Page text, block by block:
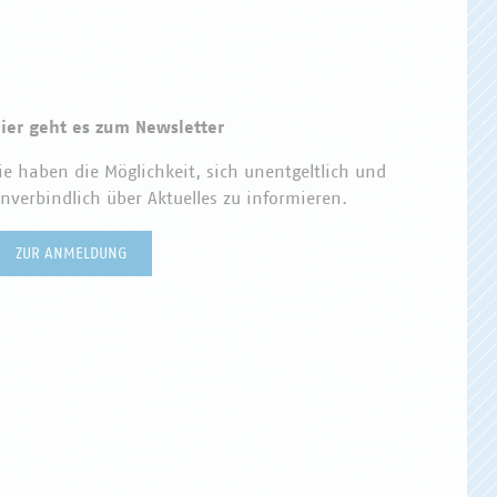
geht es zum Newsletter
haben die Möglichkeit, sich unentgeltlich und
über Aktuelles zu informieren.
ZUR ANMELDUNG